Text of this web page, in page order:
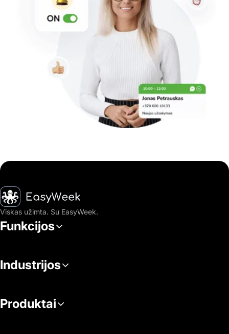
Pagrindinis puslapis
Viskas užimta. Su EasyWeek.
Funkcijos
Industrijos
Produktai